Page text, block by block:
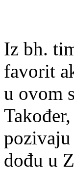
Iz bh.
favorit
u ovom
pozivaju
dođu u